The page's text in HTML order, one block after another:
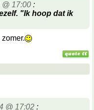
@ 17:00 :
"Ik hoop dat ik
@ 17:02 :